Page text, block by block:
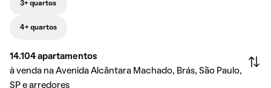
3+ quartos
4+ quartos
14.104 apartamentos
à venda na Avenida Alcântara Machado, Brás, São Paulo,
SP e arredores